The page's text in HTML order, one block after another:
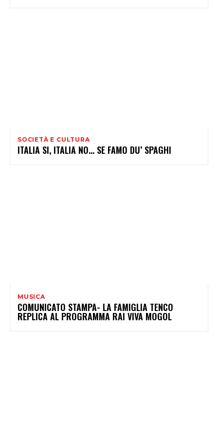
SOCIETÀ E CULTURA
ITALIA SI, ITALIA NO… SE FAMO DU’ SPAGHI
MUSICA
COMUNICATO STAMPA- LA FAMIGLIA TENCO
REPLICA AL PROGRAMMA RAI VIVA MOGOL